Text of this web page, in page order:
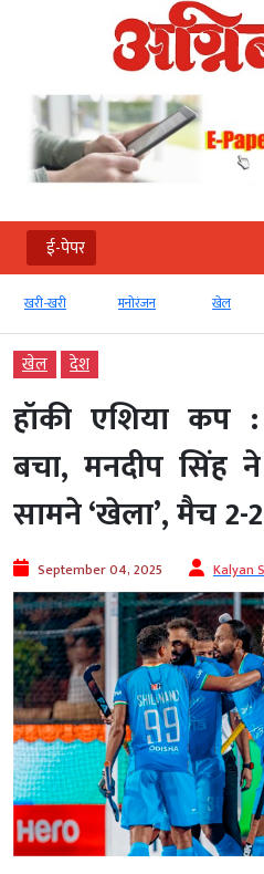
ई-पेपर
खरी-खरी मनोरंजन खेल
खेल देश
हॉकी एशिया कप :
बचा, मनदीप सिंह
सामने ‘खेला’, मैच 2-2
September 04, 2025 Kalyan